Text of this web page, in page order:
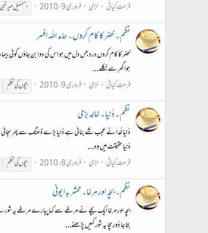
فرحت کیانی لڑی فروری 9، 2010 اسمٰعیل میرٹھی
نظم۔ خضر کا کام کروں۔ حامد اللہ افسر
خضر کا کام کروں درد جس دل میں ہو اس کی دوا بن جاؤں کوئی
ہوا گھر سے نکلے...
فرحت کیانی لڑی فروری 9، 2010 بچوںکینظم
نظم۔ دُنیا۔ خالد بزمی
دُنیا خُدا نے عجب شے بنائی ہے دُنیا بڑے ڈھنگ سے پھر سجائی
دُنیا حقیقت میں وہ...
فرحت کیانی لڑی فروری 8، 2010 بچوںکینظم
نظم۔ بچہ اور مرغا۔ محشر بدایونی
بچہ اور مرغا ایک بچے نے مرغے سے کہا پیارے مرغے یہ
بتا جا دُور مچا یہ شور کہیں پڑھنے...